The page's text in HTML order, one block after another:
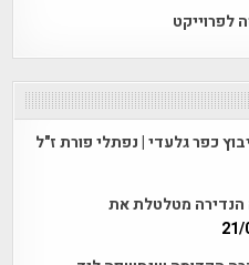
לפרוייקט
כפר גלעדי | נפתלי פורת ז"ל
הנדירה מטלטלת את
21/